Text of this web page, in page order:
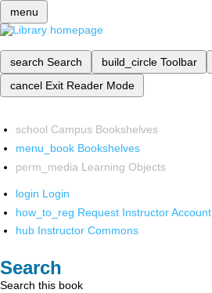
menu
search Search build_circle Toolbar
cancel Exit Reader Mode
school Campus Bookshelves
menu_book Bookshelves
perm_media Learning Objects
login Login
how_to_reg Request Instructor Account
hub Instructor Commons
Search
Search this book